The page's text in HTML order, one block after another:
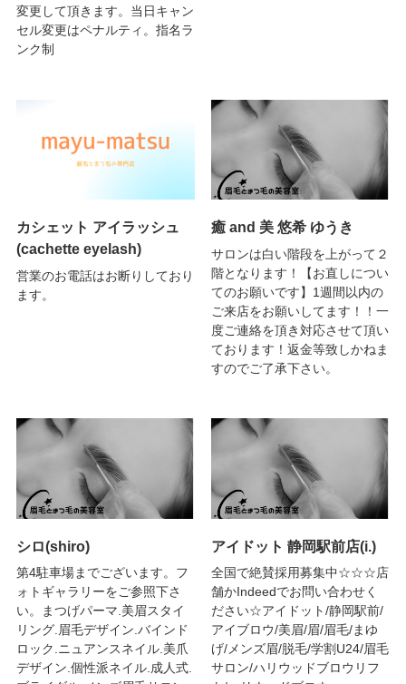
変更して頂きます。当日キャン
セル変更はペナルティ。指名ラ
ンク制
カシェット アイラッシュ
(cachette eyelash)
営業のお電話はお断りしており
ます。
癒 and 美 悠希 ゆうき
サロンは白い階段を上がって２
階となります！【お直しについ
てのお願いです】1週間以内の
ご来店をお願いしてます！！一
度ご連絡を頂き対応させて頂い
ております！返金等致しかねま
すのでご了承下さい。
シロ(shiro)
第4駐車場までございます。フ
ォトギャラリーをご参照下さ
い。まつげパーマ.美眉スタイ
リング.眉毛デザイン.バインド
ロック.ニュアンスネイル.美爪
デザイン.個性派ネイル.成人式.
アイドット 静岡駅前店(i.)
全国で絶賛採用募集中☆☆☆店
舗かIndeedでお問い合わせく
ださい☆アイドット/静岡駅前/
アイブロウ/美眉/眉/眉毛/まゆ
げ/メンズ眉/脱毛/学割U24/眉毛
サロン/ハリウッドブロウリフ